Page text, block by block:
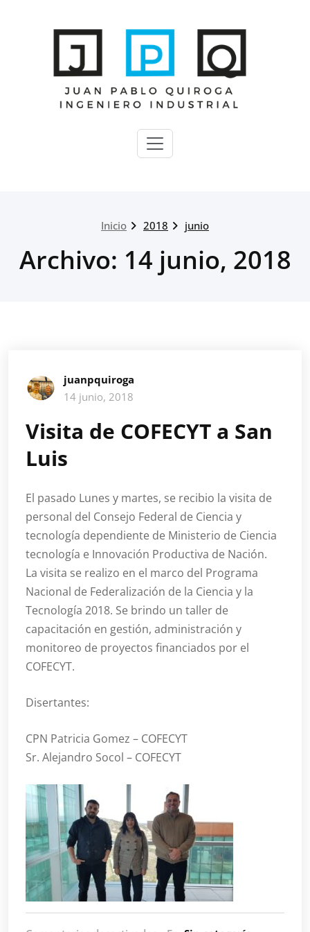
Juan P Quiroga
Ingeniero Industrial | Villa
Inicio 2018 junio
Archivo: 14 junio, 2018
juanpquiroga
14 junio, 2018
Visita de COFECYT a San
Luis
El pasado Lunes y martes, se recibio la visita de
personal del Consejo Federal de Ciencia y
tecnología dependiente de Ministerio de Ciencia
tecnología e Innovación Productiva de Nación.
La visita se realizo en el marco del Programa
Nacional de Federalización de la Ciencia y la
Tecnología 2018. Se brindo un taller de
capacitación en gestión, administración y
monitoreo de proyectos financiados por el
COFECYT.
Disertantes:
CPN Patricia Gomez – COFECYT
Sr. Alejandro Socol – COFECYT